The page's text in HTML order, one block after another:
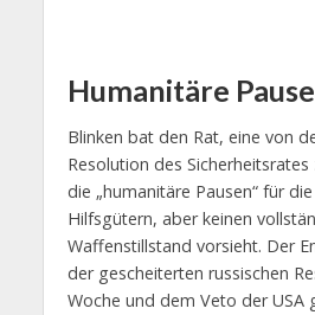
Humanitäre
Blinken bat den Rat, eine von
Resolution des
die „humanitäre Pausen“ für
Hilfsgütern, aber keinen
Waffenstillstand vorsieht. Der
der gescheiterten russischen
Woche und dem Veto der USA